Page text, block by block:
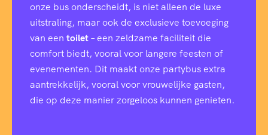
onze bus onderscheidt, is niet alleen de luxe
uitstraling, maar ook de exclusieve toevoeging
van een toilet– een zeldzame faciliteit die
comfort biedt, vooral voor langere feesten of
evenementen. Dit maakt onze partybus extra
aantrekkelijk, vooral voor vrouwelijke gasten,
die op deze manier zorgeloos kunnen genieten.